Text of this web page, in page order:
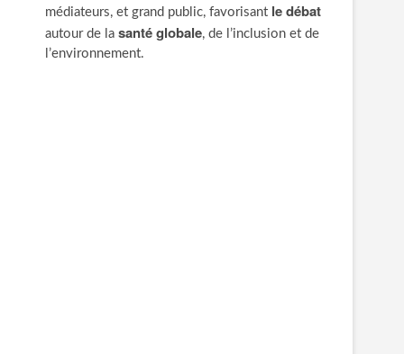
médiateurs, et grand public, favorisant le débat
autour de la santé globale, de l’inclusion et de
l’environnement.